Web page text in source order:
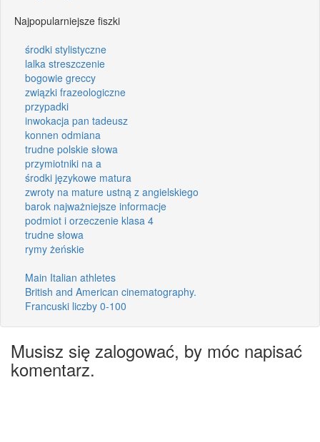
Najpopularniejsze fiszki
środki stylistyczne
lalka streszczenie
bogowie greccy
związki frazeologiczne
przypadki
inwokacja pan tadeusz
konnen odmiana
trudne polskie słowa
przymiotniki na a
środki językowe matura
zwroty na mature ustną z angielskiego
barok najważniejsze informacje
podmiot i orzeczenie klasa 4
trudne słowa
rymy żeńskie
Main Italian athletes
British and American cinematography.
Francuski liczby 0-100
Musisz się zalogować, by móc napisać
komentarz.